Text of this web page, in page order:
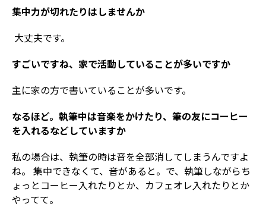
――集中力が切れたりはしませんか
大丈夫です。
――すごいですね、家で活動していることが多いですか
主に家の方で書いていることが多いです。
――なるほど。執筆中は音楽をかけたり、筆の友にコーヒー
を入れるなどしていますか
私の場合は、執筆の時は音を全部消してしまうんですよ
ね。 集中できなくて、音があると。で、執筆しながらち
ょっとコーヒー入れたりとか、カフェオレ入れたりとか
やってて。